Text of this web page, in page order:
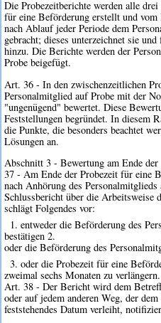
Die Probezeitberichte werden alle
für eine Beförderung erstellt und vom
nach Ablauf jeder Periode dem
gebracht; dieses unterzeichnet sie
hinzu. Die Berichte werden der
Probe beigefügt.
Art. 36 - In den zwischenzeitlichen
Personalmitglied auf Probe mit der
"ungenügend" bewertet. Diese
Feststellungen begründet. In diesem
die Punkte, die besonders beachtet
Lösungen an.
Abschnitt 3 - Bewertung am Ende
37 - Am Ende der Probezeit für eine
nach Anhörung des
Schlussbericht über die Arbeitsweise
schlägt Folgendes vor:
1. entweder die Beförderung des
bestätigen 2.
oder die Beförderung des
3. oder die Probezeit für eine
zweimal sechs Monaten zu verlängern.
Art. 38 - Der Bericht wird dem
oder auf jedem anderen Weg, der
feststehendes Datum verleiht,